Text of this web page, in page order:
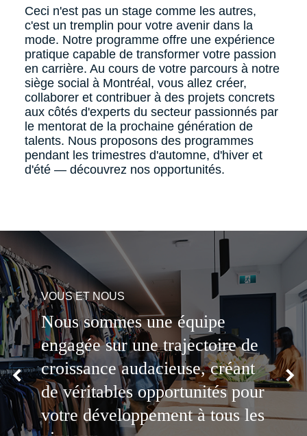
Ceci n'est pas un stage comme les autres,
c'est un tremplin pour votre avenir dans la
mode. Notre programme offre une expérience
pratique capable de transformer votre passion
en carrière. Au cours de votre parcours à notre
siège social à Montréal, vous allez créer,
collaborer et contribuer à des projets concrets
aux côtés d'experts du secteur passionnés par
le mentorat de la prochaine génération de
talents. Nous proposons des programmes
pendant les trimestres d'automne, d'hiver et
d'été — découvrez nos opportunités.
Previous slide
VOUS ET NOUS
Nous sommes une équipe
engagée sur une trajectoire de
croissance audacieuse, créant
de véritables opportunités pour
votre développement à tous les